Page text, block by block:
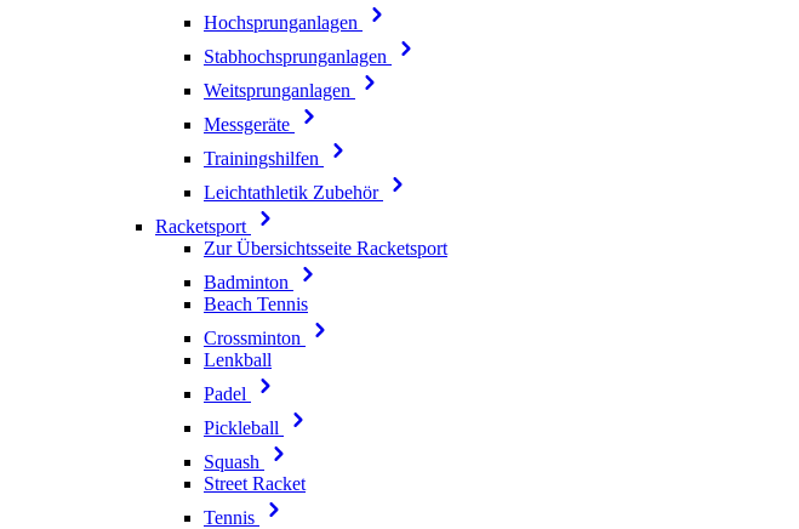
Hochsprunganlagen
Stabhochsprunganlagen
Weitsprunganlagen
Messgeräte
Trainingshilfen
Leichtathletik Zubehör
Racketsport
Zur Übersichtsseite Racketsport
Badminton
Beach Tennis
Crossminton
Lenkball
Padel
Pickleball
Squash
Street Racket
Tennis